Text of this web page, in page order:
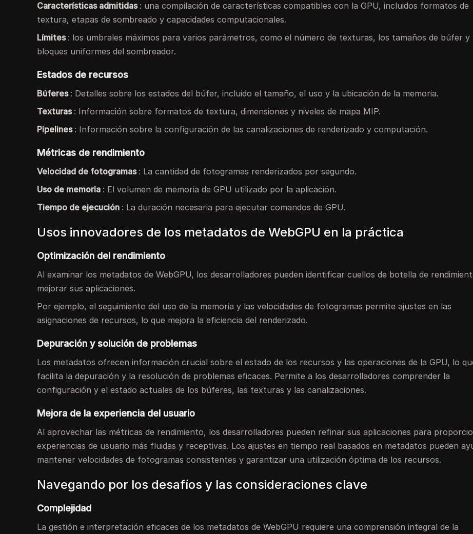
Características admitidas : una compilación de características compatibles con la GPU, incluidos formatos de
textura, etapas de sombreado y capacidades computacionales.
Límites : los umbrales máximos para varios parámetros, como el número de texturas, los tamaños de búfer y
bloques uniformes del sombreador.
Estados de recursos
Búferes : Detalles sobre los estados del búfer, incluido el tamaño, el uso y la ubicación de la memoria.
Texturas : Información sobre formatos de textura, dimensiones y niveles de mapa MIP.
Pipelines : Información sobre la configuración de las canalizaciones de renderizado y computación.
Métricas de rendimiento
Velocidad de fotogramas : La cantidad de fotogramas renderizados por segundo.
Uso de memoria : El volumen de memoria de GPU utilizado por la aplicación.
Tiempo de ejecución : La duración necesaria para ejecutar comandos de GPU.
Usos innovadores de los metadatos de WebGPU en la práctica
Optimización del rendimiento
Al examinar los metadatos de WebGPU, los desarrolladores pueden identificar cuellos de botella de
mejorar sus aplicaciones.
Por ejemplo, el seguimiento del uso de la memoria y las velocidades de fotogramas permite ajustes en las
asignaciones de recursos, lo que mejora la eficiencia del renderizado.
Depuración y solución de problemas
Los metadatos ofrecen información crucial sobre el estado de los recursos y las operaciones de la GPU, lo
facilita la depuración y la resolución de problemas eficaces. Permite a los desarrolladores comprender la
configuración y el estado actuales de los búferes, las texturas y las canalizaciones.
Mejora de la experiencia del usuario
Al aprovechar las métricas de rendimiento, los desarrolladores pueden refinar sus aplicaciones para
experiencias de usuario más fluidas y receptivas. Los ajustes en tiempo real basados en metadatos pueden
mantener velocidades de fotogramas consistentes y garantizar una utilización óptima de los recursos.
Navegando por los desafíos y las consideraciones clave
Complejidad
La gestión e interpretación eficaces de los metadatos de WebGPU requiere una comprensión integral de la